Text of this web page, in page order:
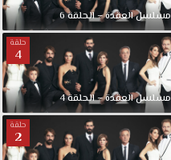
مسلسل العقدة – الحلقة 6
حلقة
4
مسلسل العقدة – الحلقة 4
حلقة
2